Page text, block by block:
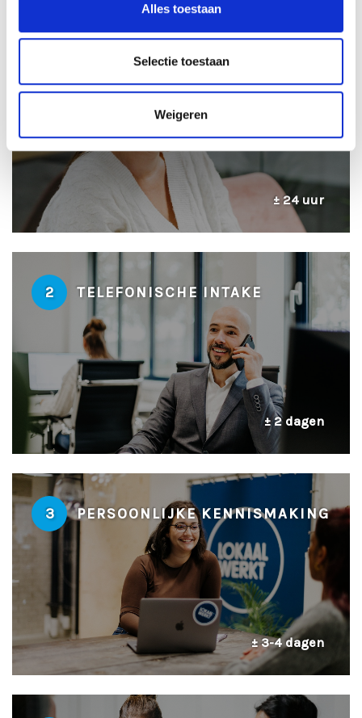
Alles toestaan
Selectie toestaan
Weigeren
SOLLICITATIE BEOORDELEN
± 24 uur
2 TELEFONISCHE INTAKE
± 2 dagen
3 PERSOONLIJKE KENNISMAKING
± 3-4 dagen